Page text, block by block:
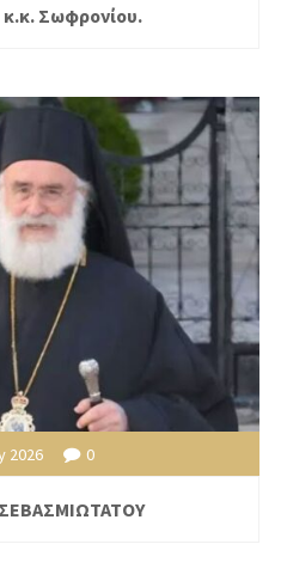
Σωφρονίου.
2026 0